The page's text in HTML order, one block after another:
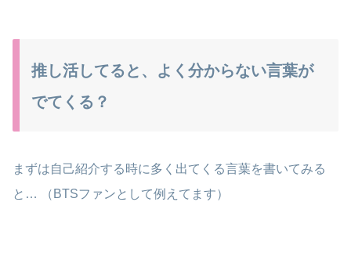
推し活してると、よく分からない言葉が
でてくる？
まずは自己紹介する時に多く出てくる言葉を書いてみる
と… （BTSファンとして例えてます）